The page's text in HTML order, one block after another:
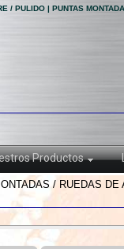
/ PULIDO | PUNTAS
Productos
/ RUEDAS